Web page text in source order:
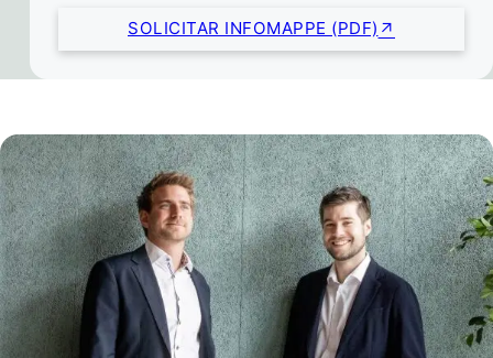
SOLICITAR INFOMAPPE (PDF)